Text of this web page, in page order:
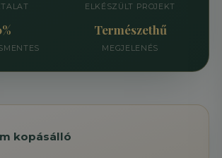
ELKÉSZÜLT PROJEKT
Természethű
MEGJELENÉS
kopásálló